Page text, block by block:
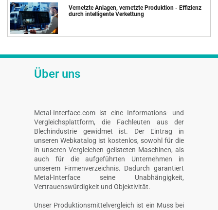
Vernetzte Anlagen, vernetzte Produktion - Effizienz
durch intelligente Verkettung
Über uns
Metal-Interface.com ist eine Informations- und
Vergleichsplattform, die Fachleuten aus der
Blechindustrie gewidmet ist. Der Eintrag in
unseren Webkatalog ist kostenlos, sowohl für die
in unseren Vergleichen gelisteten Maschinen, als
auch für die aufgeführten Unternehmen in
unserem Firmenverzeichnis. Dadurch garantiert
Metal-Interface seine Unabhängigkeit,
Vertrauenswürdigkeit und Objektivität.
Unser Produktionsmittelvergleich ist ein Muss bei